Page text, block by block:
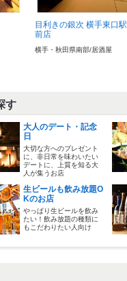
目利きの銀次 横手東口駅
前店
横手・秋田県南部/居酒屋
す
大人のデート・記念
日
大切な方へのプレゼント
に、非日常を味わいたい
デートに、上質を知る大
人が集うお店
生ビールも飲み放題O
Kのお店
やっぱり生ビールを飲み
たい！飲み放題の種類に
もこだわりたい人向け